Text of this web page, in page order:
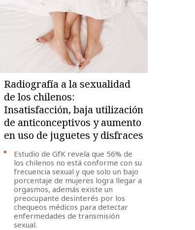
Radiografía a la sexualidad
de los chilenos:
Insatisfacción, baja utilización
de anticonceptivos y aumento
en uso de juguetes y disfraces
Estudio de GfK revela que 56% de
los chilenos no está conforme con su
frecuencia sexual y que solo un bajo
porcentaje de mujeres logra llegar a
orgasmos, además existe un
preocupante desinterés por los
chequeos médicos para detectar
enfermedades de transmisión
sexual.